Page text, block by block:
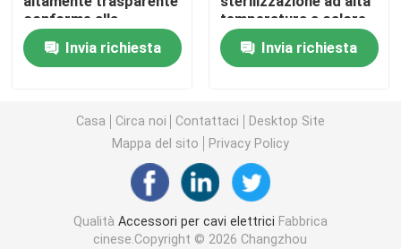
Cappotti termostatici
manica di strizzacervelli di calore
Sleeve riduttore di calore della busbar
Collegamento intrecciato in rame
Manica di identificazione
conforme alla
normativa RoHS
Invia richiesta
temperatura a calore
Invia richiesta
Casa Circa noi Contattaci
Desktop Site
Mappa del sito
Privacy Policy
Qualità Accessori per cavi elettrici Fabbrica
cinese.Copyright © 2026 Changzhou